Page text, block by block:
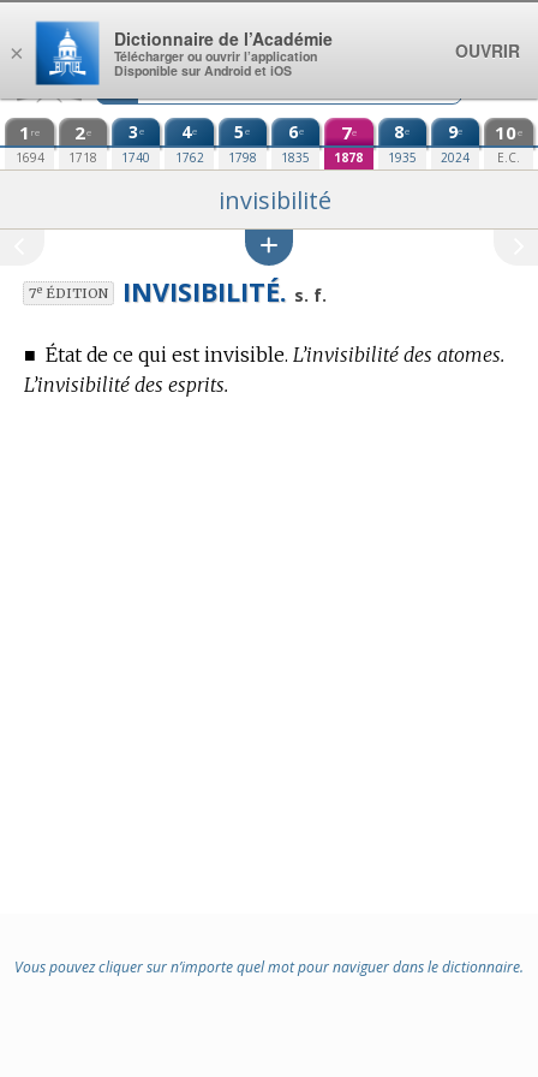
Aller au contenu
1 re
1694
2e
1718
3e
1740
4e
1762
5e
1798
6e
1835
7e
1878
8e
1935
9e
2024
10e
E.C.
invisibilité
7eÉDITION INVISIBILITÉ. s. f.
■ État de ce qui est invisible. L’invisibilité des atomes.
L’invisibilité des esprits.
Vous pouvez cliquer sur n’importe quel mot pour naviguer dans le dictionnaire.
×
Dictionnaire de l’Académie
Télécharger ou ouvrir l’application
Disponible sur Android et iOS
OUVRIR